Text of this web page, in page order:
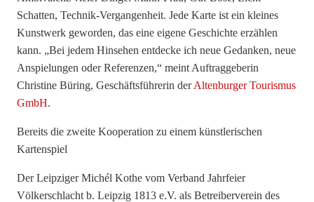
Schatten, Technik-Vergangenheit. Jede Karte ist ein kleines
Kunstwerk geworden, das eine eigene Geschichte erzählen
kann. „Bei jedem Hinsehen entdecke ich neue Gedanken, neue
Anspielungen oder Referenzen,“ meint Auftraggeberin
Christine Büring, Geschäftsführerin derAltenburger Tourismus
GmbH.
Bereits die zweite Kooperation zu einem künstlerischen
Kartenspiel
Der Leipziger Michél Kothe vom Verband Jahrfeier
Völkerschlacht b. Leipzig 1813 e.V. als Betreiberverein des